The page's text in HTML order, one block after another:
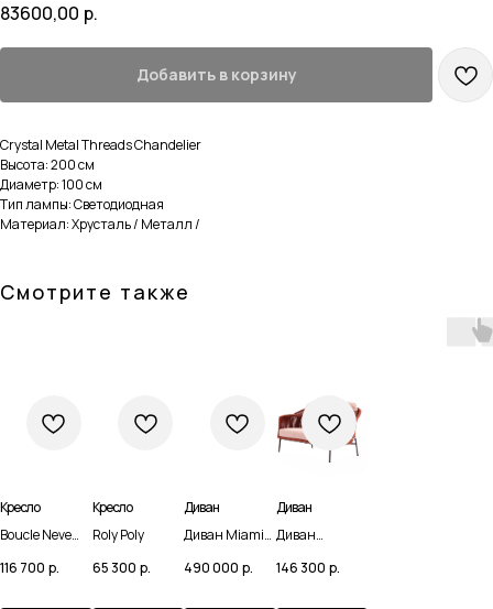
83600,00 р.
Добавить в корзину
Crystal Metal Threads Chandelier
Высота: 200 см
Диаметр: 100 см
Тип лампы: Светодиодная
Материал: Хрусталь / Металл /
Смотрите также
Кресло
Boucle Neve
Armchair
116 700 р.
Кресло
Roly Poly
65 300 р.
Диван
Диван Miami
Nuage
490 000 р.
Диван
Диван
146 300 р.
Навигация
Домашняя
Каталог